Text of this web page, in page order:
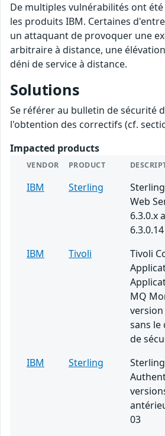
De multiples vulnérabilités ont
les produits IBM. Certaines
un attaquant de provoquer une
arbitraire à distance, une
déni de service à distance.
Solutions
Se référer au bulletin de sécurité
l'obtention des correctifs (cf.
Impacted products
VENDOR PRODUCT
IBM Sterling
Web
6.3.0.x
6.3.0.14
IBM
Tivoli
Tivoli
MQ
version
sans
de
IBM
Sterling
03